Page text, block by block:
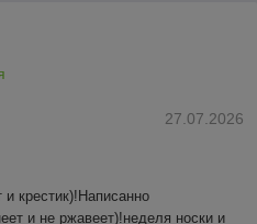
27.07.2026
и крестик)!Написанно
и не ржавеет)!неделя носки и